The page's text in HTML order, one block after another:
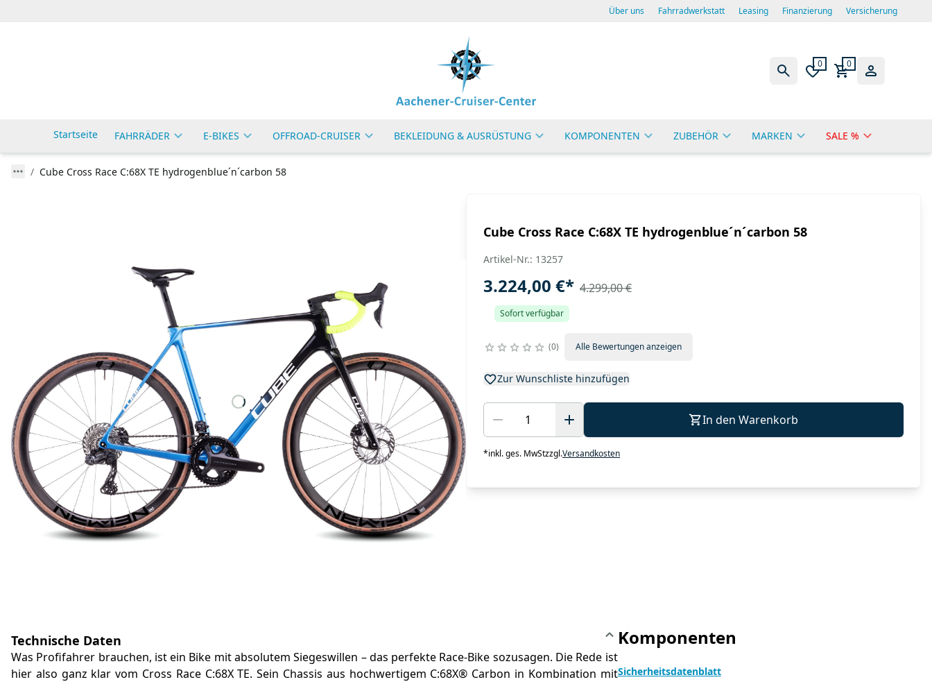
Über uns Fahrradwerkstatt Leasing Finanzierung Versicherung
0 0
Startseite FAHRRÄDER E-BIKES OFFROAD-CRUISER BEKLEIDUNG & AUSRÜSTUNG KOMPONENTEN ZUBEHÖR MARKEN SALE %
Cube Cross Race C:68X TE hydrogenblue´n´carbon 58
Cube Cross Race C:68X TE hydrogenblue´n´carbon 58
Artikel-Nr.: 13257
3.224,00 €* 4.299,00 €
Sofort verfügbar
0 Alle Bewertungen anzeigen
Zur Wunschliste hinzufügen
In den Warenkorb
*inkl. ges. MwStzzgl.Versandkosten
Technische Daten
Was Profifahrer brauchen, ist ein Bike mit absolutem Siegeswillen – das perfekte Race-Bike sozusagen. Die Rede ist
hier also ganz klar vom Cross Race C:68X TE. Sein Chassis aus hochwertigem C:68X® Carbon in Kombination mit
Komponenten
Sicherheitsdatenblatt